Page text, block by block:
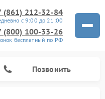
(861) 212-32-84
с 9:00 до 21:00
(800) 100-33-26
бесплатный по РФ
Позвонить